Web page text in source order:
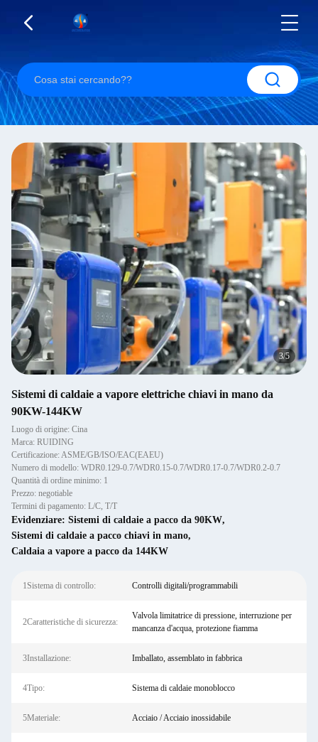
4/5
Sistemi di caldaie a vapore elettriche chiavi in mano da
90KW-144KW
Luogo di origine: Cina
Marca: RUIDING
Certificazione: ASME/GB/ISO/EAC(EAEU)
Numero di modello: WDR0.129-0.7/WDR0.15-0.7/WDR0.17-0.7/WDR0.2-0.7
Quantità di ordine minimo: 1
Prezzo: negotiable
Termini di pagamento: L/C, T/T
Evidenziare: Sistemi di caldaie a pacco da 90KW,
Sistemi di caldaie a pacco chiavi in mano,
Caldaia a vapore a pacco da 144KW
1Sistema di controllo: Controlli digitali/programmabili
2Caratteristiche di sicurezza:
Valvola limitatrice di pressione, interruzione per
mancanza d'acqua, protezione fiamma
3Installazione: Imballato, assemblato in fabbrica
4Tipo: Sistema di caldaie monoblocco
5Materiale: Acciaio / Acciaio inossidabile